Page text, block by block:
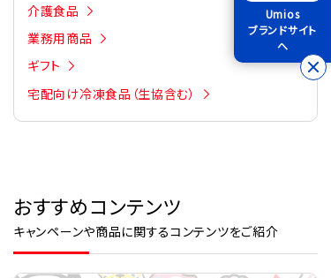
介護食品
業務用商品
ギフト
宅配向け冷凍食品（生協含む）
おすすめコンテンツ
キャンペーンや商品に関するコンテンツをご紹介
Umios
ブランドサイト
へ